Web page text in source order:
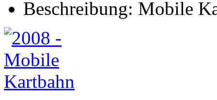
Beschreibung: Mobile